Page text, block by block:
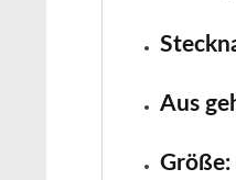
Aus
Größe: